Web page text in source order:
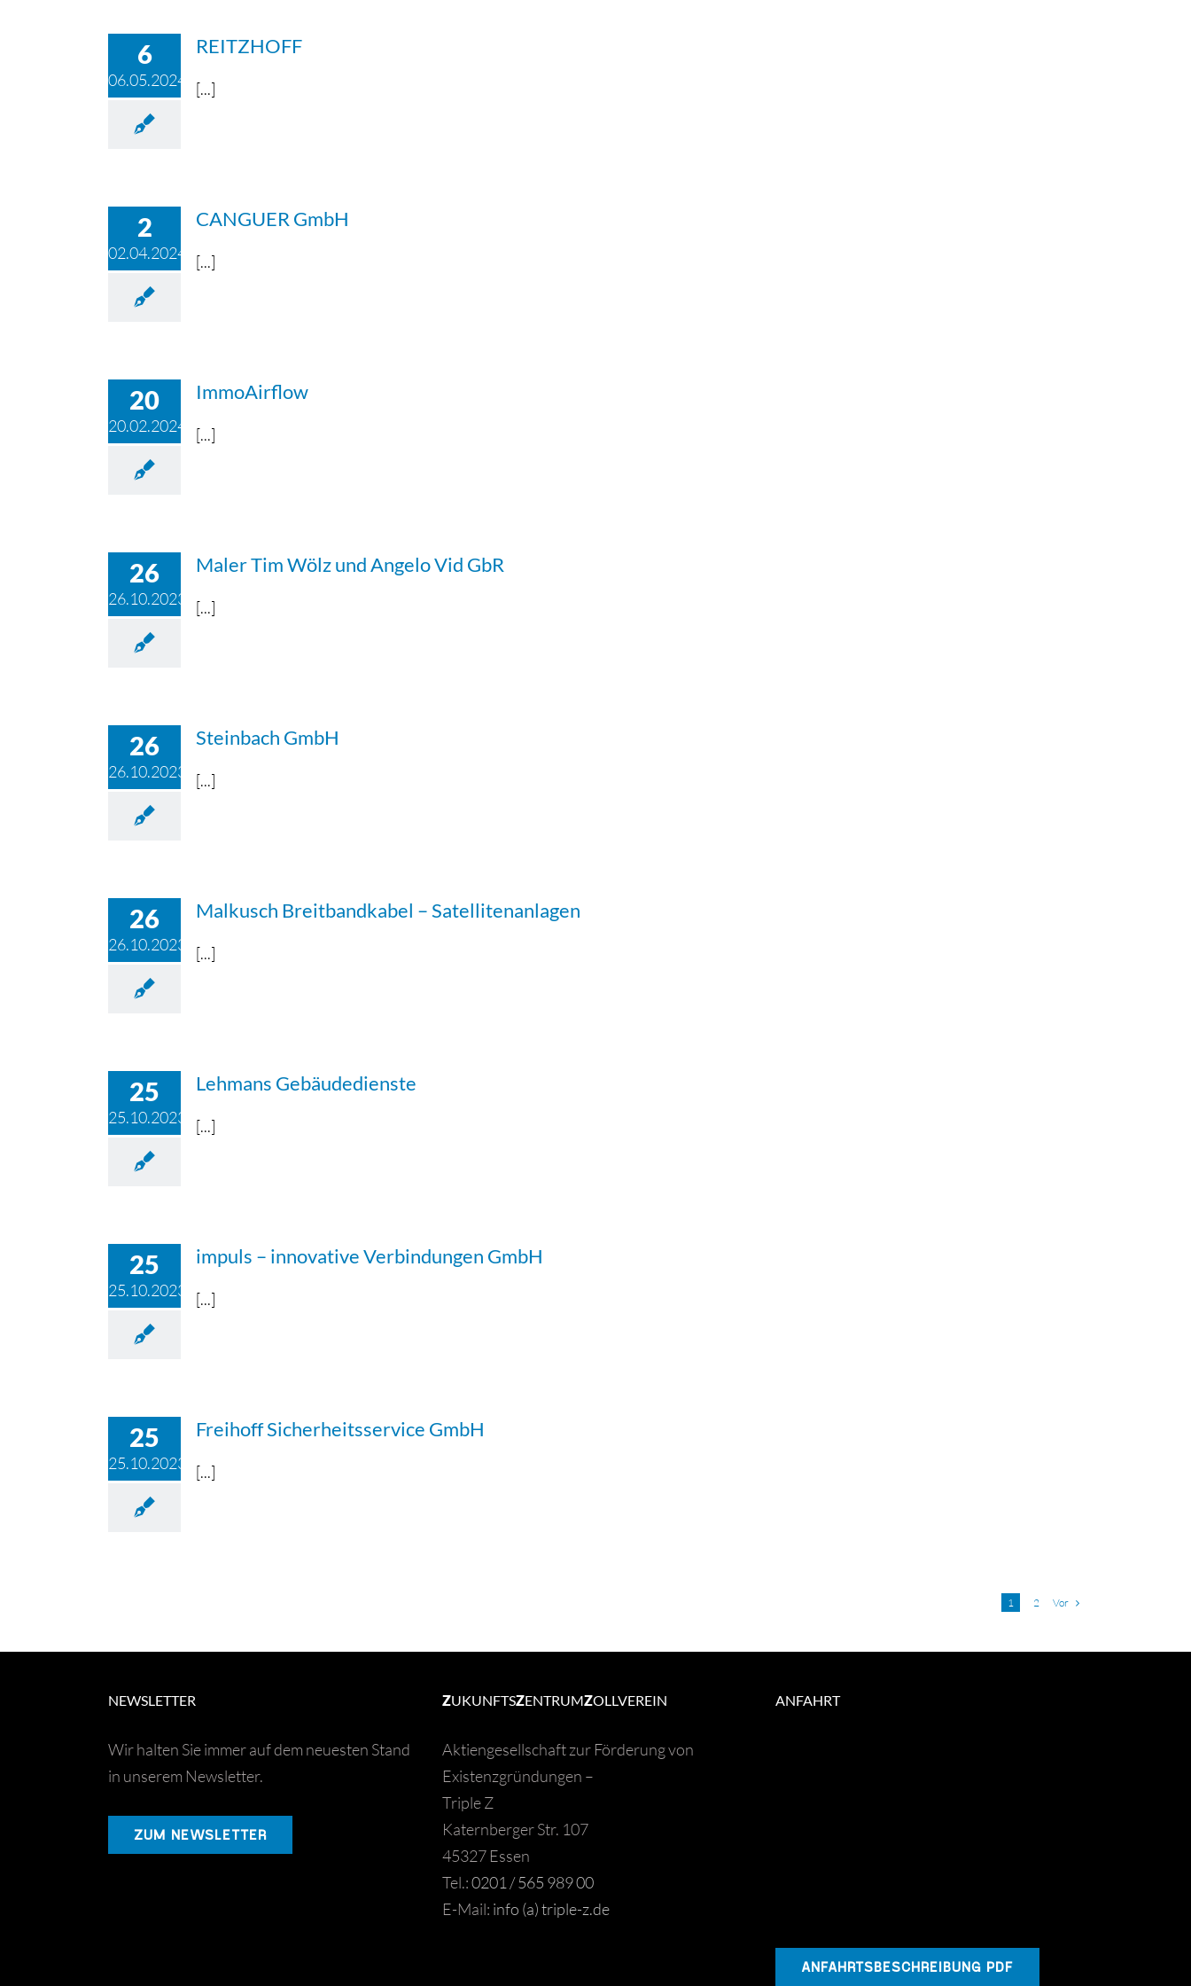
6
06.05.2024
REITZHOFF
[...]
2
02.04.2024
CANGUER GmbH
[...]
20
20.02.2024
ImmoAirflow
[...]
26
26.10.2023
Maler Tim Wölz und Angelo Vid GbR
[...]
26
26.10.2023
Steinbach GmbH
[...]
26
26.10.2023
Malkusch Breitbandkabel – Satellitenanlagen
[...]
25
25.10.2023
Lehmans Gebäudedienste
[...]
25
25.10.2023
impuls – innovative Verbindungen GmbH
[...]
25
25.10.2023
Freihoff Sicherheitsservice GmbH
[...]
1 2 Vor
NEWSLETTER
Wir halten Sie immer auf dem neuesten Stand
in unserem Newsletter.
ZUM NEWSLETTER
ZUKUNFTSZENTRUMZOLLVEREIN
Aktiengesellschaft zur Förderung von
Existenzgründungen –
Triple Z
Katernberger Str. 107
45327 Essen
Tel.:0201 / 565 989 00
E-Mail: info (a) triple-z.de
ANFAHRT
ANFAHRTSBESCHREIBUNG PDF